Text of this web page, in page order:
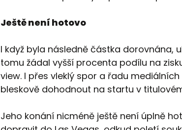
Ještě není hotovo
I když byla následně částka dorovnána,
tomu žádal vyšší procenta podílu na
view. I přes vleklý spor a řadu
bleskově dohodnout na startu v
Jeho konání nicméně ještě není úplně